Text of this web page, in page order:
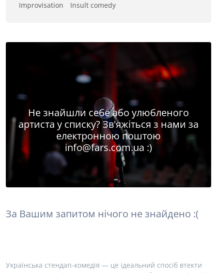
Improvisation
Insult comedy
Не знайшли себе або улюбленого
артиста у списку? Зв'яжіться з нами за
електронною поштою
info@fars.com.ua :)
За Вашим запитом нічого не знайдено :(
Українська стендап-комедія — це ідеальний спосіб втекти